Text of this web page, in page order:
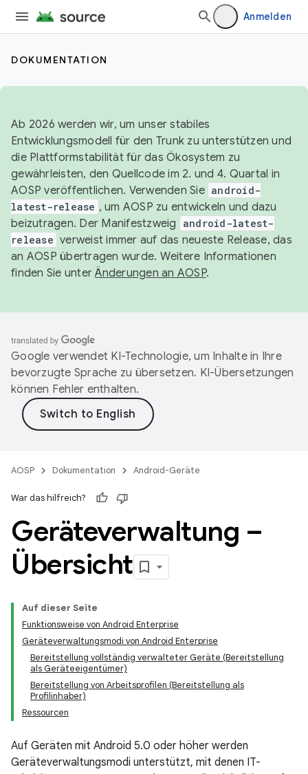
Anmelden
DOKUMENTATION
Ab 2026 werden wir, um unser stabiles
Entwicklungsmodell für den Trunk zu unterstützen und
die Plattformstabilität für das Ökosystem zu
gewährleisten, den Quellcode im 2. und 4. Quartal in
AOSP veröffentlichen. Verwenden Sie android-
latest-release , um AOSP zu entwickeln und dazu
beizutragen. Der Manifestzweig
android-latest-
release verweist immer auf das neueste Release, das
an AOSP übertragen wurde. Weitere Informationen
finden Sie unterÄnderungen an AOSP.
Google verwendet KI-Technologie, um Inhalte in Ihre
bevorzugte Sprache zu übersetzen. KI-Übersetzungen
können Fehler enthalten.
AOSP Dokumentation Android-Geräte
War das hilfreich?
Geräteverwaltung –
Übersicht
Auf dieser Seite
Funktionsweise von Android Enterprise
Geräteverwaltungsmodi von Android Enterprise
Bereitstellung vollständig verwalteter Geräte (Bereitstellung
als Geräteeigentümer)
Bereitstellung von Arbeitsprofilen (Bereitstellung als
Profilinhaber)
Ressourcen
Auf Geräten mit Android 5.0 oder höher werden
Geräteverwaltungsmodi unterstützt, mit denen IT-